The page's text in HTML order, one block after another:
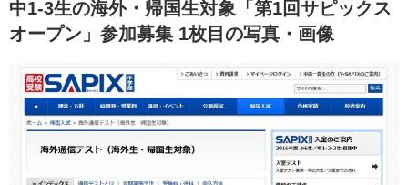
中1-3生の海外・帰国生対象「第1回サピックス
オープン」参加募集 1枚目の写真・画像